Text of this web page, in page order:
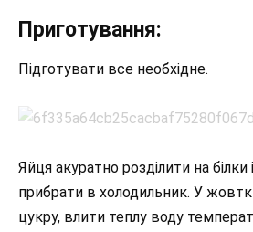
Приготування:
Підготувати все необхідне.
Яйця акуратно розділити на
прибрати в холодильник. У
цукру, влити теплу воду